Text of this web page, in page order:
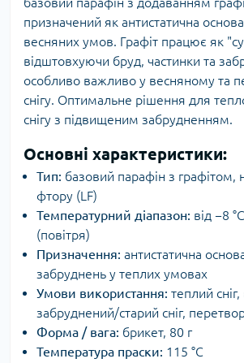
призначений як антистатична
весняних умов. Графіт працює як
відштовхуючи бруд, частинки та
особливо важливо у весняному та
снігу. Оптимальне рішення для
снігу з підвищеним забрудненням.
Основні характеристики:
Тип: базовий парафін з графітом,
фтору (LF)
Температурний діапазон: від −8
(повітря)
Призначення: антистатична
забруднень у теплих умовах
Умови використання: теплий
забруднений/старий сніг,
Форма / вага: брикет, 80 г
Температура праски: 115 °C